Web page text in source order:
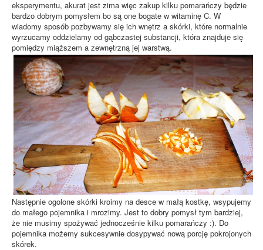
eksperymentu, akurat jest zima więc zakup kilku pomarańczy będzie
bardzo dobrym pomysłem bo są one bogate w witaminę C. W
wiadomy sposób pozbywamy się ich wnętrz a skórki, które normalnie
wyrzucamy oddzielamy od gąbczastej substancji, która znajduje się
pomiędzy miąższem a zewnętrzną jej warstwą.
Następnie ogolone skórki kroimy na desce w małą kostkę, wsypujemy
do małego pojemnika i mrozimy. Jest to dobry pomysł tym bardziej,
że nie musimy spożywać jednocześnie kilku pomarańczy :). Do
pojemnika możemy sukcesywnie dosypywać nową porcję pokrojonych
skórek.